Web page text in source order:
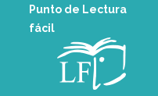
Punto de Lectura
fácil